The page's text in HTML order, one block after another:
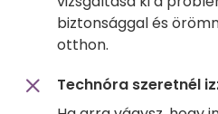
biztonsággal és
otthon.
Technóra szeretnél